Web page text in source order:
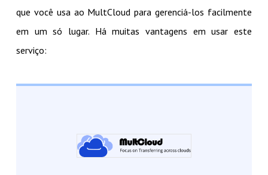
que você usa ao MultCloud para gerenciá-los facilmente
em um só lugar. Há muitas vantagens em usar este
serviço: